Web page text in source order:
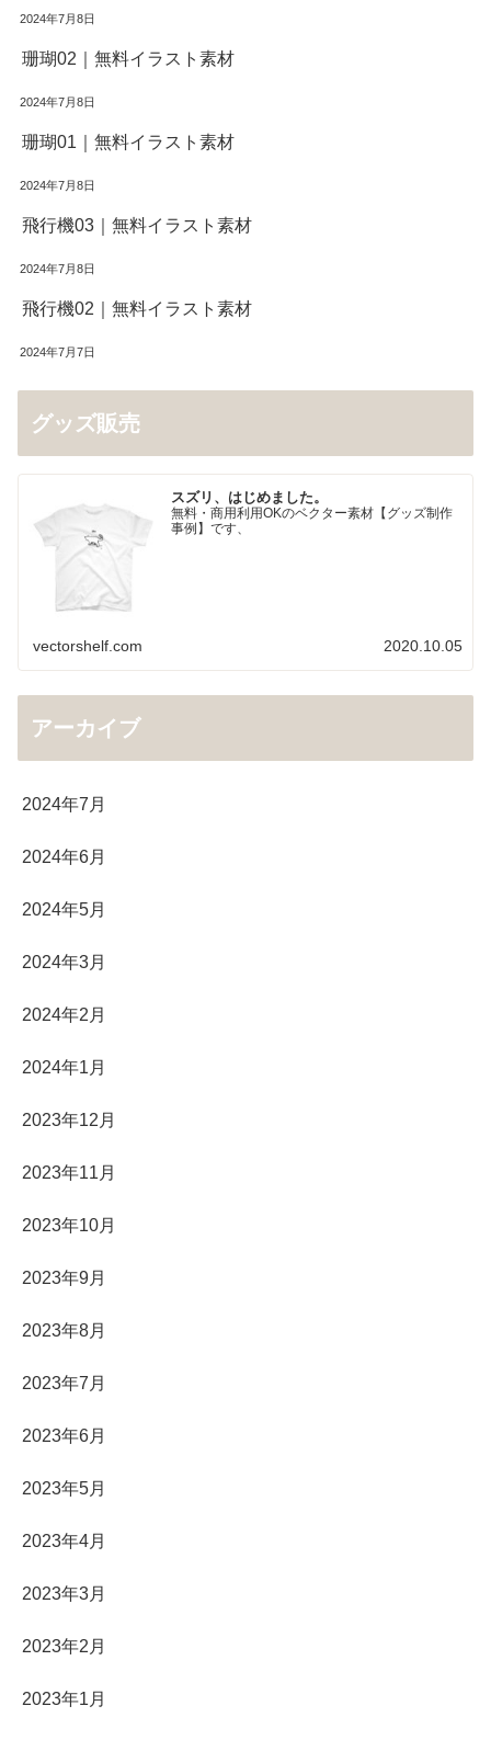
2024年7月8日
珊瑚02｜無料イラスト素材
2024年7月8日
珊瑚01｜無料イラスト素材
2024年7月8日
飛行機03｜無料イラスト素材
2024年7月8日
飛行機02｜無料イラスト素材
2024年7月7日
グッズ販売
スズリ、はじめました。
無料・商用利用OKのベクター素材【グッズ制作
事例】です、
vectorshelf.com 2020.10.05
アーカイブ
2024年7月
2024年6月
2024年5月
2024年3月
2024年2月
2024年1月
2023年12月
2023年11月
2023年10月
2023年9月
2023年8月
2023年7月
2023年6月
2023年5月
2023年4月
2023年3月
2023年2月
2023年1月